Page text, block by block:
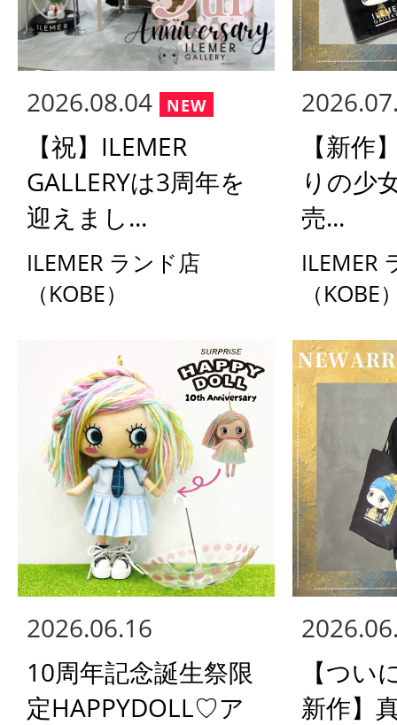
2026.08.04
【祝】ILEMER
GALLERYは3周年を
迎えまし...
ILEMER ランド店
（KOBE）
【新作
りの少
売...
ILEMER
（KOBE
2026.06.16
10周年記念誕生祭限
定HAPPYDOLL♡ア
【つい
新作】